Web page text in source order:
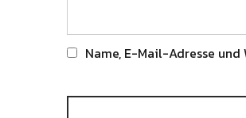
Name, E-Mail-Adresse